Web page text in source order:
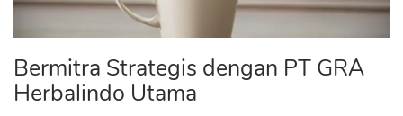
Bermitra Strategis dengan PT GRA
Herbalindo Utama